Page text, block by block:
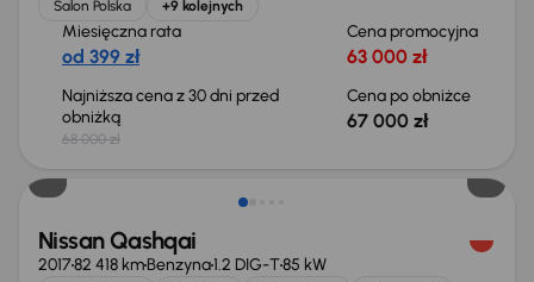
Salon Polska
+9 kolejnych
Miesięczna rata
od 399 zł
Cena promocyjna
63 000 zł
Najniższa cena z 30 dni przed
obniżką
68 000 zł
Cena po obniżce
67 000 zł
Taniej o 500 zł
Nissan Qashqai
201782 418 kmBenzyna1.2 DIG-T85 kW